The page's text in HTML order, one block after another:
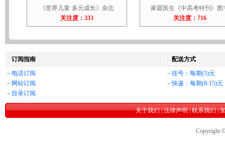
《世界儿童·多元成长》杂志
关注度：333
家庭医生《中高考特刊》图
关注度：716